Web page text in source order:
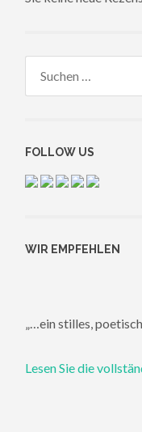
FOLLOW US
WIR EMPFEHLEN
„…ein stilles,
Lesen Sie die